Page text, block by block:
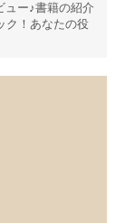
ュー♪書籍の紹介
ク！あなたの役